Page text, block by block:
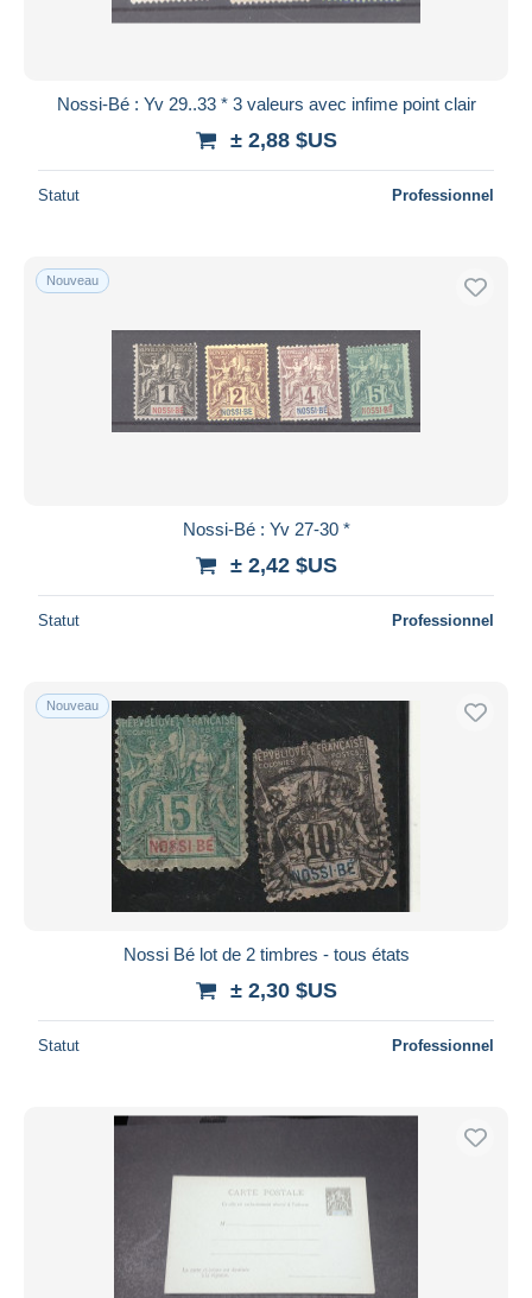
Nossi-Bé : Yv 29..33 * 3 valeurs avec infime point clair
± 2,88 $US
Statut Professionnel
Nouveau
Nossi-Bé : Yv 27-30 *
± 2,42 $US
Statut Professionnel
Nouveau
Nossi Bé lot de 2 timbres - tous états
± 2,30 $US
Statut Professionnel